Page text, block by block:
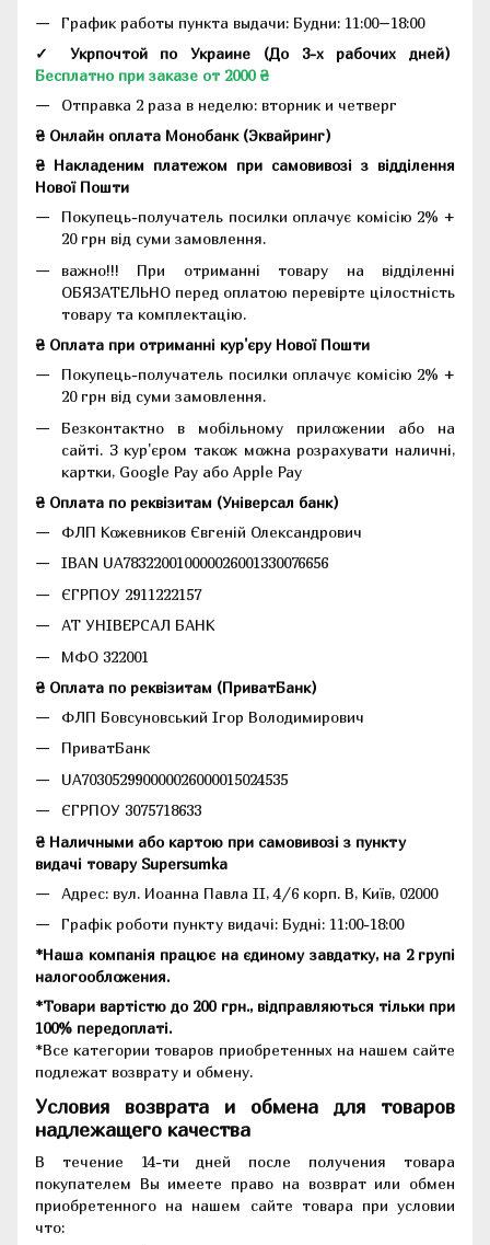
График работы пункта выдачи: Будни: 11:00–18:00
✓ Укрпочтой по Украине (До 3-х рабочих дней)
Бесплатно при заказе от 2000 ₴
Отправка 2 раза в неделю: вторник и четверг
₴ Онлайн оплата Монобанк (Эквайринг)
₴ Накладеним платежом при самовивозі з відділення
Нової Пошти
Покупець-получатель посилки оплачує комісію 2% +
20 грн від суми замовлення.
важно!!! При отриманні товару на відділенні
ОБЯЗАТЕЛЬНО перед оплатою перевірте цілостність
товару та комплектацію.
₴ Оплата при отриманні кур'єру Нової Пошти
Покупець-получатель посилки оплачує комісію 2% +
20 грн від суми замовлення.
Безконтактно в мобільному приложении або на
сайті. З кур'єром також можна розрахувати наличні,
картки, Google Pay або Apple Pay
₴ Оплата по реквізитам (Універсал банк)
ФЛП Кожевников Євгеній Олександрович
IBAN UA783220010000026001330076656
ЄГРПОУ 2911222157
АТ УНІВЕРСАЛ БАНК
МФО 322001
₴ Оплата по реквізитам (ПриватБанк)
ФЛП Бовсуновський Ігор Володимирович
ПриватБанк
UA703052990000026000015024535
ЄГРПОУ 3075718633
₴ Наличными або картою при самовивозі з пункту
видачі товару Supersumka
Адрес: вул. Иоанна Павла II, 4/6 корп. В, Київ, 02000
Графік роботи пункту видачі: Будні: 11:00-18:00
*Наша компанія працює на єдиному завдатку, на 2 групі
налогообложения.
*Товари вартістю до 200 грн., відправляються тільки при
100% передоплаті.
*Все категории товаров приобретенных на нашем сайте
подлежат возврату и обмену.
Условия возврата и обмена для товаров
надлежащего качества
В течение 14-ти дней после получения товара
покупателем Вы имеете право на возврат или обмен
приобретенного на нашем сайте товара при условии
что: